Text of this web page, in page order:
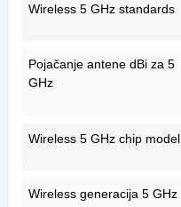
Wireless 5 GHz standards
Pojačanje antene dBi za 5
GHz
Wireless 5 GHz chip model
Wireless generacija 5 GHz